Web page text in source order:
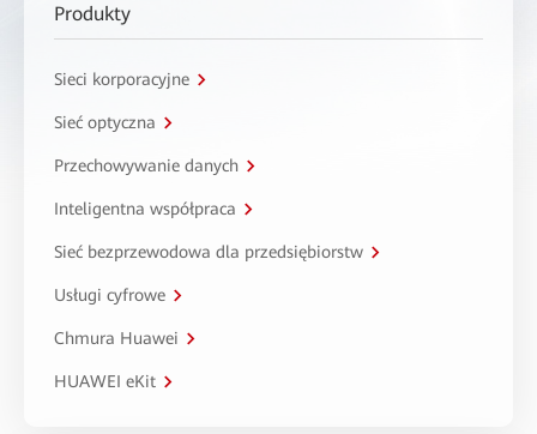
Produkty
Sieci korporacyjne
Sieć optyczna
Przechowywanie danych
Inteligentna współpraca
Sieć bezprzewodowa dla przedsiębiorstw
Usługi cyfrowe
Chmura Huawei
HUAWEI eKit